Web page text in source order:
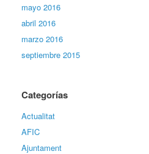
mayo 2016
abril 2016
marzo 2016
septiembre 2015
Categorías
Actualitat
AFIC
Ajuntament